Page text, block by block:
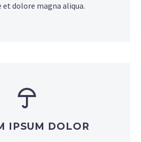
dolore magna aliqua.
IPSUM DOLOR